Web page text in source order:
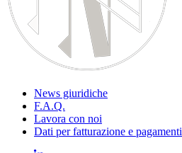
News giuridiche
F.A.Q.
Lavora con noi
Dati per fatturazione e pagamenti